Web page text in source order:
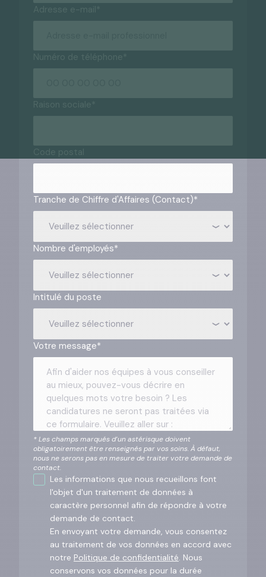
Tranche de Chiffre d'Affaires (Contact)*
Nombre d'employés*
Intitulé du poste
Votre message*
* Les champs marqués d’un astérisque doivent
obligatoirement être renseignés par vos soins. À défaut,
nous ne serons pas en mesure de traiter votre demande de
contact.
Les informations que nous recueillons font
l'objet d'un traitement de données à
caractère personnel afin de répondre à votre
demande de contact.
En envoyant votre demande, vous consentez
au traitement de vos données en accord avec
notre Politique de confidentialité . Nous
conservons vos données pour la durée